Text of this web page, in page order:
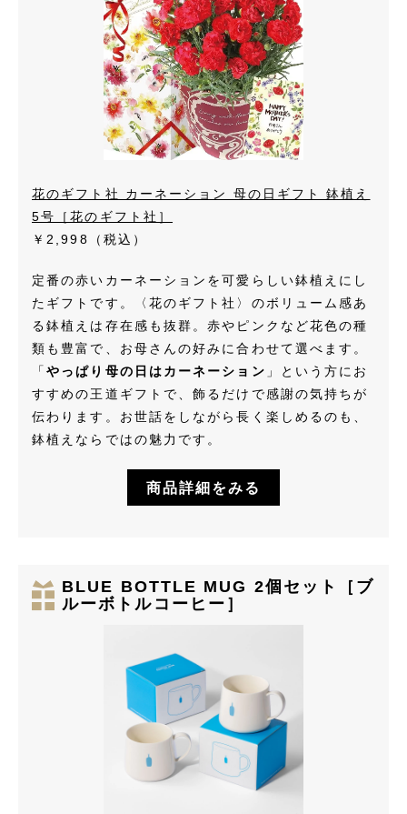
花のギフト社 カーネーション 母の日ギフト 鉢植え
5号［花のギフト社］
￥2,998（税込）
定番の赤いカーネーションを可愛らしい鉢植えにし
たギフトです。〈花のギフト社〉のボリューム感あ
る鉢植えは存在感も抜群。赤やピンクなど花色の種
類も豊富で、お母さんの好みに合わせて選べます。
「やっぱり母の日はカーネーション 」という方にお
すすめの王道ギフトで、飾るだけで感謝の気持ちが
伝わります。お世話をしながら長く楽しめるのも、
鉢植えならではの魅力です。
商品詳細をみる
BLUE BOTTLE MUG 2個セット［ブ
ルーボトルコーヒー］